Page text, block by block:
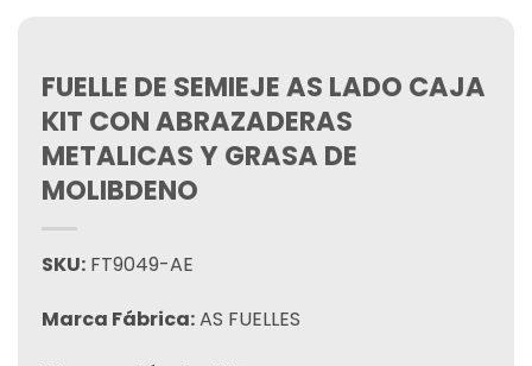
FUELLE DE SEMIEJE AS LADO CAJA
KIT CON ABRAZADERAS
METALICAS Y GRASA DE
MOLIBDENO
SKU: FT9049-AE
Marca Fábrica:AS FUELLES